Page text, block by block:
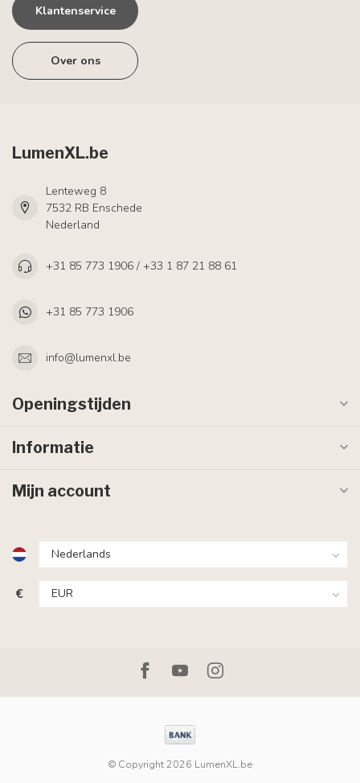
Klantenservice
Over ons
LumenXL.be
Lenteweg 8
7532 RB Enschede
Nederland
+31 85 773 1906 / +33 1 87 21 88 61
+31 85 773 1906
info@lumenxl.be
Openingstijden
Informatie
Mijn account
€
© Copyright 2026 LumenXL.be